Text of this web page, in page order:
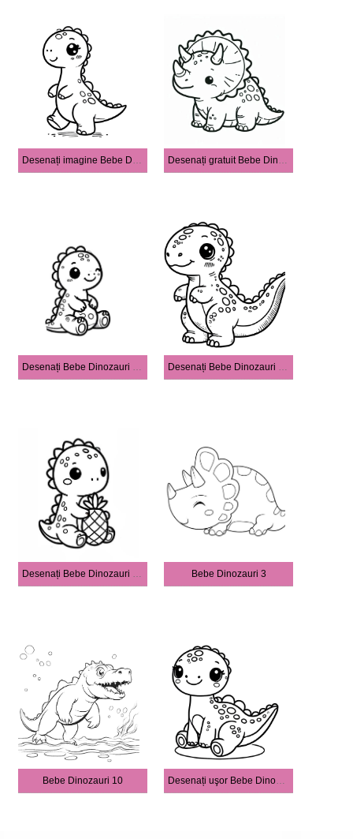
Desenați imagine Bebe Dinozauri Desenați gratuit Bebe Dinozauri imprimabil
Desenați Bebe Dinozauri distracţie Desenați Bebe Dinozauri simplu
Desenați Bebe Dinozauri drăguţ Bebe Dinozauri 3
Bebe Dinozauri 10 Desenați uşor Bebe Dinozauri